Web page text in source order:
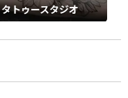
タトゥースタジオ